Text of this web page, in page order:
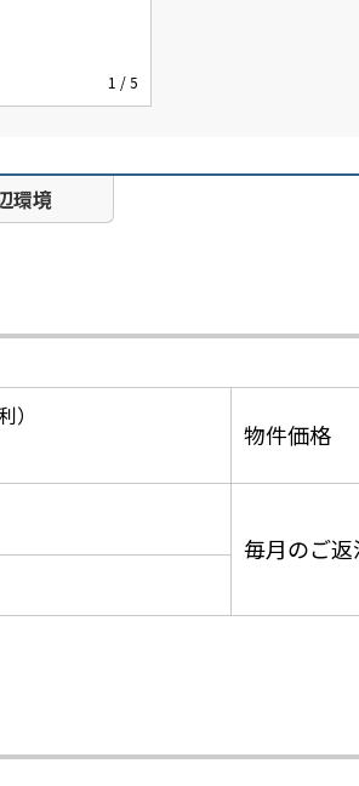
1 / 5
環境
物件価格
毎月のご